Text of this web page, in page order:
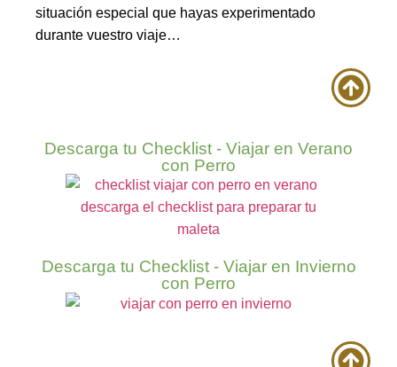
situación especial que hayas experimentado
durante vuestro viaje…
Descarga tu Checklist - Viajar en Verano
con Perro
Descarga tu Checklist - Viajar en Invierno
con Perro